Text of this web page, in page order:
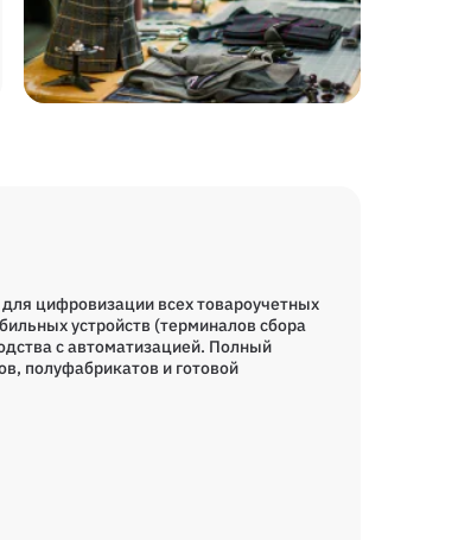
цифровизации всех товароучетных
устройств (терминалов сбора
с автоматизацией. Полный
полуфабрикатов и готовой